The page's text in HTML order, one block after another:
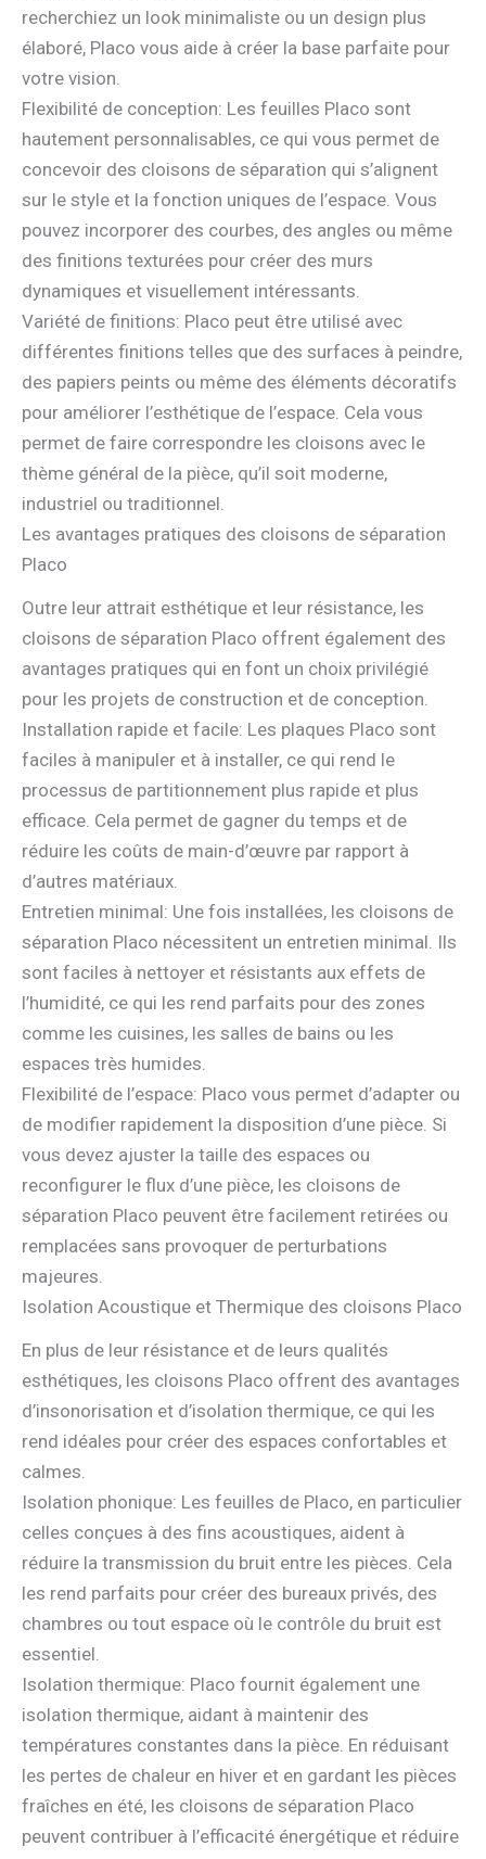
recherchiez un look minimaliste ou un design plus
élaboré, Placo vous aide à créer la base parfaite pour
votre vision.
Flexibilité de conception: Les feuilles Placo sont
hautement personnalisables, ce qui vous permet de
concevoir des cloisons de séparation qui s’alignent
sur le style et la fonction uniques de l’espace. Vous
pouvez incorporer des courbes, des angles ou même
des finitions texturées pour créer des murs
dynamiques et visuellement intéressants.
Variété de finitions: Placo peut être utilisé avec
différentes finitions telles que des surfaces à peindre,
des papiers peints ou même des éléments décoratifs
pour améliorer l’esthétique de l’espace. Cela vous
permet de faire correspondre les cloisons avec le
thème général de la pièce, qu’il soit moderne,
industriel ou traditionnel.
Les avantages pratiques des cloisons de séparation
Placo
Outre leur attrait esthétique et leur résistance, les
cloisons de séparation Placo offrent également des
avantages pratiques qui en font un choix privilégié
pour les projets de construction et de conception.
Installation rapide et facile: Les plaques Placo sont
faciles à manipuler et à installer, ce qui rend le
processus de partitionnement plus rapide et plus
efficace. Cela permet de gagner du temps et de
réduire les coûts de main-d’œuvre par rapport à
d’autres matériaux.
Entretien minimal: Une fois installées, les cloisons de
séparation Placo nécessitent un entretien minimal. Ils
sont faciles à nettoyer et résistants aux effets de
l’humidité, ce qui les rend parfaits pour des zones
comme les cuisines, les salles de bains ou les
espaces très humides.
Flexibilité de l’espace: Placo vous permet d’adapter ou
de modifier rapidement la disposition d’une pièce. Si
vous devez ajuster la taille des espaces ou
reconfigurer le flux d’une pièce, les cloisons de
séparation Placo peuvent être facilement retirées ou
remplacées sans provoquer de perturbations
majeures.
Isolation Acoustique et Thermique des cloisons Placo
En plus de leur résistance et de leurs qualités
esthétiques, les cloisons Placo offrent des avantages
d’insonorisation et d’isolation thermique, ce qui les
rend idéales pour créer des espaces confortables et
calmes.
Isolation phonique: Les feuilles de Placo, en particulier
celles conçues à des fins acoustiques, aident à
réduire la transmission du bruit entre les pièces. Cela
les rend parfaits pour créer des bureaux privés, des
chambres ou tout espace où le contrôle du bruit est
essentiel.
Isolation thermique: Placo fournit également une
isolation thermique, aidant à maintenir des
températures constantes dans la pièce. En réduisant
les pertes de chaleur en hiver et en gardant les pièces
fraîches en été, les cloisons de séparation Placo
peuvent contribuer à l’efficacité énergétique et réduire